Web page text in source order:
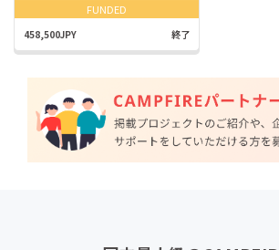
FUNDED
458,500JPY 終了